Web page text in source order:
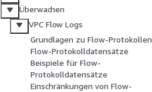
Überwachen
VPC Flow Logs
Grundlagen zu Flow-Protokollen
Flow-Protokolldatensätze
Beispiele für Flow-
Protokolldatensätze
Einschränkungen von Flow-